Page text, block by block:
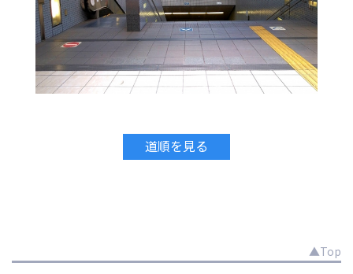
道順を見る
▲Top